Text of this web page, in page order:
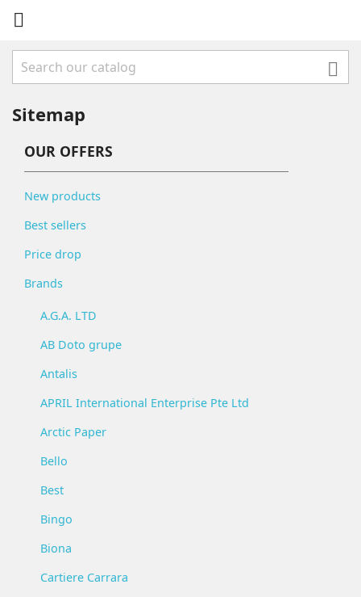


Sitemap
OUR OFFERS
New products
Best sellers
Price drop
Brands
A.G.A. LTD
AB Doto grupe
Antalis
APRIL International Enterprise Pte Ltd
Arctic Paper
Bello
Best
Bingo
Biona
Cartiere Carrara